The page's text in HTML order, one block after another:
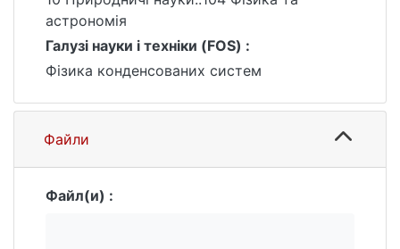
details for the above-mentioned
configurations.
астрономія
Галузі науки і техніки (FOS) :
Фізика конденсованих систем
Файли
Файл(и) :